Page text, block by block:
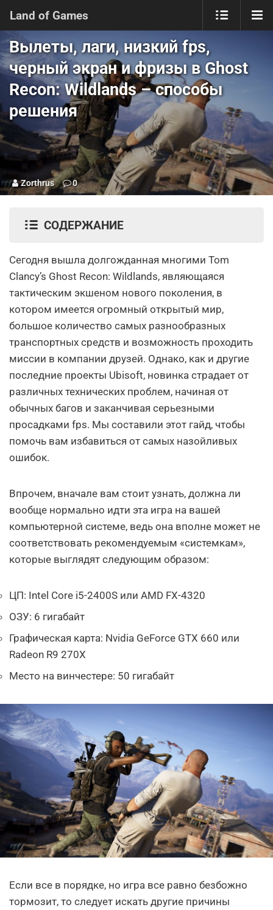
Land of Games
Вылеты, лаги, низкий fps,
черный экран и фризы в Ghost
Recon: Wildlands – способы
решения
Zorthrus 0
СОДЕРЖАНИЕ
Сегодня вышла долгожданная многими Tom
Clancy’s Ghost Recon: Wildlands, являющаяся
тактическим экшеном нового поколения, в
котором имеется огромный открытый мир,
большое количество самых разнообразных
транспортных средств и возможность проходить
миссии в компании друзей. Однако, как и другие
последние проекты Ubisoft, новинка страдает от
различных технических проблем, начиная от
обычных багов и заканчивая серьезными
просадками fps. Мы составили этот гайд, чтобы
помочь вам избавиться от самых назойливых
ошибок.
Впрочем, вначале вам стоит узнать, должна ли
вообще нормально идти эта игра на вашей
компьютерной системе, ведь она вполне может не
соответствовать рекомендуемым «системкам»,
которые выглядят следующим образом:
ЦП: Intel Core i5-2400S или AMD FX-4320
ОЗУ: 6 гигабайт
Графическая карта: Nvidia GeForce GTX 660 или
Radeon R9 270X
Место на винчестере: 50 гигабайт
Если все в порядке, но игра все равно безбожно
тормозит, то следует искать другие причины